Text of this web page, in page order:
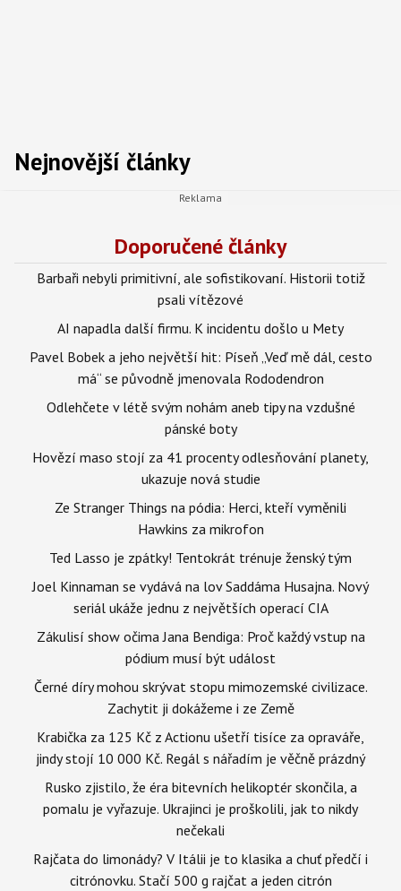
Nejnovější články
Doporučené články
Barbaři nebyli primitivní, ale sofistikovaní. Historii totiž
psali vítězové
AI napadla další firmu. K incidentu došlo u Mety
Pavel Bobek a jeho největší hit: Píseň „Veď mě dál, cesto
má“ se původně jmenovala Rododendron
Odlehčete v létě svým nohám aneb tipy na vzdušné
pánské boty
Hovězí maso stojí za 41 procenty odlesňování planety,
ukazuje nová studie
Ze Stranger Things na pódia: Herci, kteří vyměnili
Hawkins za mikrofon
Ted Lasso je zpátky! Tentokrát trénuje ženský tým
Joel Kinnaman se vydává na lov Saddáma Husajna. Nový
seriál ukáže jednu z největších operací CIA
Zákulisí show očima Jana Bendiga: Proč každý vstup na
pódium musí být událost
Černé díry mohou skrývat stopu mimozemské civilizace.
Zachytit ji dokážeme i ze Země
Krabička za 125 Kč z Actionu ušetří tisíce za opraváře,
jindy stojí 10 000 Kč. Regál s nářadím je věčně prázdný
Rusko zjistilo, že éra bitevních helikoptér skončila, a
pomalu je vyřazuje. Ukrajinci je proškolili, jak to nikdy
nečekali
Rajčata do limonády? V Itálii je to klasika a chuť předčí i
citrónovku. Stačí 500 g rajčat a jeden citrón